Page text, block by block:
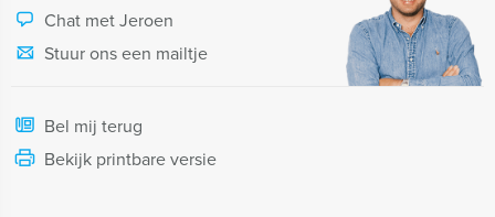
Chat met Jeroen
Stuur ons een mailtje
Bel mij terug
Bekijk printbare versie